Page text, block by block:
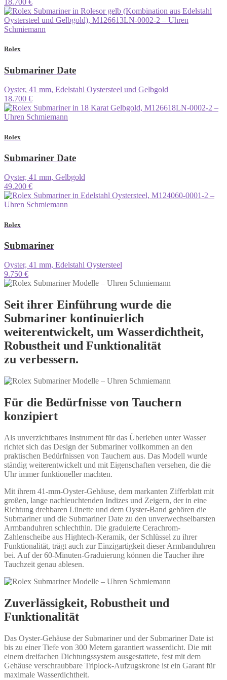
18.700 €
Rolex
Submariner Date
Oyster, 41 mm, Edelstahl Oystersteel und Gelbgold
18.700 €
Rolex
Submariner Date
Oyster, 41 mm, Gelbgold
49.200 €
Rolex
Submariner
Oyster, 41 mm, Edelstahl Oystersteel
9.750 €
Seit ihrer Einführung wurde die
Submariner kontinuierlich
weiterentwickelt, um Wasserdichtheit,
Robustheit und Funktionalität
zu verbessern.
Für die Bedürfnisse von Tauchern
konzipiert
Als unverzichtbares Instrument für das Überleben unter Wasser
richtet sich das Design der Submariner vollkommen an den
praktischen Bedürfnissen von Tauchern aus. Das Modell wurde
ständig weiterentwickelt und mit Eigenschaften versehen, die die
Uhr immer funktioneller machten.
Mit ihrem 41-mm-Oyster-Gehäuse, dem markanten Zifferblatt mit
großen, lange nachleuchtenden Indizes und Zeigern, der in eine
Richtung drehbaren Lünette und dem Oyster-Band gehören die
Submariner und die Submariner Date zu den unverwechselbarsten
Armbanduhren schlechthin. Die graduierte Cerachrom-
Zahlenscheibe aus Hightech-Keramik, der Schlüssel zu ihrer
Funktionalität, trägt auch zur Einzigartigkeit dieser Armbanduhren
bei. Auf der 60‑Minuten-Graduierung können die Taucher ihre
Tauchzeit genau ablesen.
Zuverlässigkeit, Robustheit und
Funktionalität
Das Oyster-Gehäuse der Submariner und der Submariner Date ist
bis zu einer Tiefe von 300 Metern garantiert wasserdicht. Die mit
einem dreifachen Dichtungssystem ausgestattete, fest mit dem
Gehäuse verschraubbare Triplock-Aufzugskrone ist ein Garant für
maximale Wasserdichtheit.